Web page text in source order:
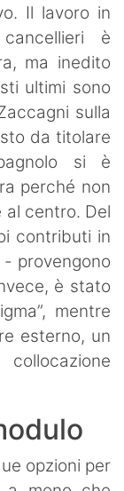
Il lavoro in
è
ma inedito
ultimi sono
sulla
da titolare
si è
perché non
al centro. Del
contributi in
provengono
è stato
mentre
esterno, un
opzioni per